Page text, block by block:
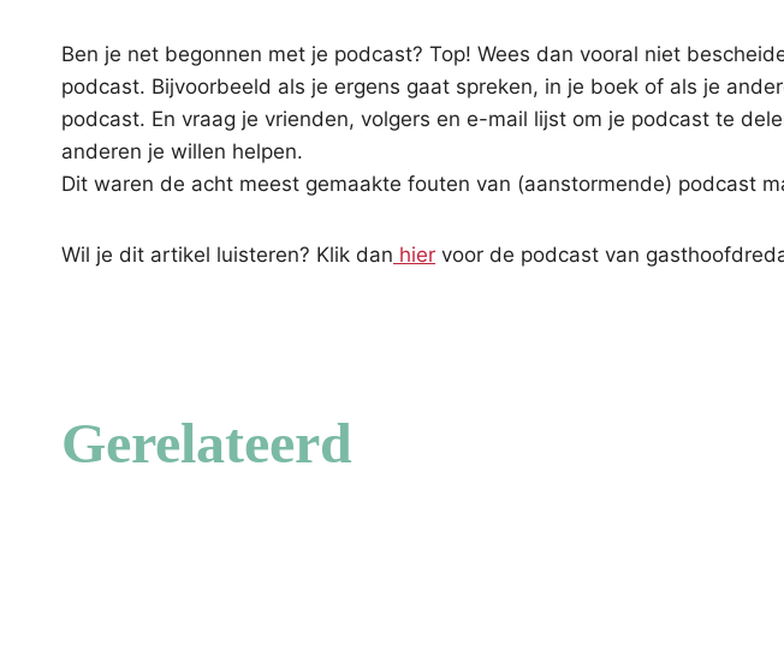
Ben je net begonnen met je podcast? Top! Wees dan vooral niet
podcast. Bijvoorbeeld als je ergens gaat spreken, in je boek of als je
podcast. En vraag je vrienden, volgers en e-mail lijst om je podcast te
anderen je willen helpen.
Dit waren de acht meest gemaakte fouten van (aanstormende) podcast
Wil je dit artikel luisteren? Klik dan hier voor de podcast van
Gerelateerd